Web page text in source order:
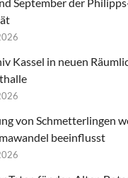
Kassel in neuen
von Schmetterlingen
beeinflusst